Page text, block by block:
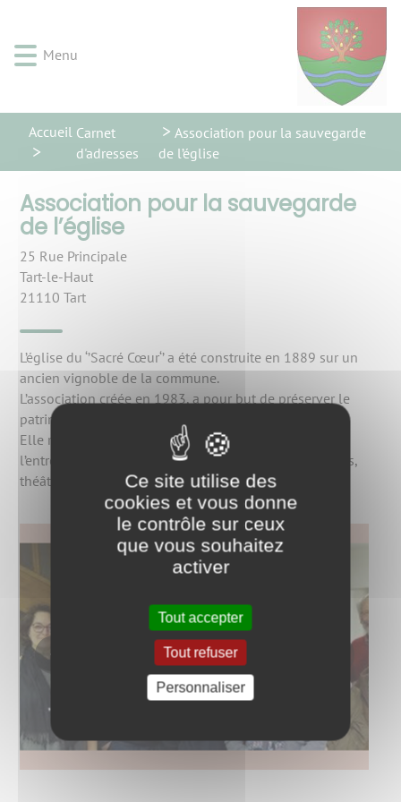
rapide
au
rapide
au
principal
rapide
recherche
rapide
au
de
page
Menu
Accueil Carnet
d'adresses
Association pour la sauvegarde
de l’église
Association pour la sauvegarde
de l’église
25 Rue Principale
Tart-le-Haut
21110 Tart
L’église du ‘’Sacré Cœur‘’ a été construite en 1889 sur un
ancien vignoble de la commune.
L’association créée en 1983, a pour but de préserver le
patrimoine communal.
Elle réunit des fonds au profit de la restauration et de
l’entretien de l’église en organisant des activités : repas,
théâtre, concerts d’orgue, flute, violon, guitare...
Ce site utilise des
cookies et vous donne
le contrôle sur ceux
que vous souhaitez
activer
Tout accepter
Tout refuser
Personnaliser